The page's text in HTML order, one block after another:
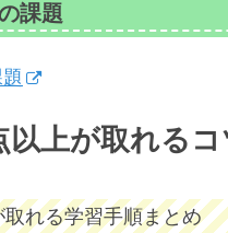
課題
以上が取れるコ
れる学習手順まとめ